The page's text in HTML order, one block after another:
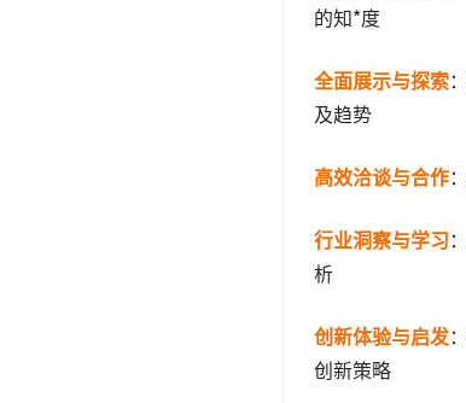
的知*度
全面展示与探索
及趋势
高效洽谈与合作
行业洞察与学习
析
创新体验与启发
创新策略